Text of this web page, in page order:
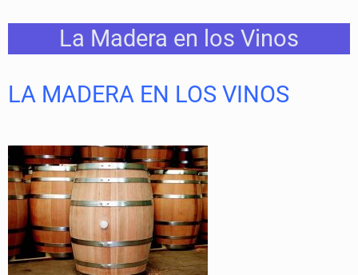
La Madera en los Vinos
LA MADERA EN LOS VINOS